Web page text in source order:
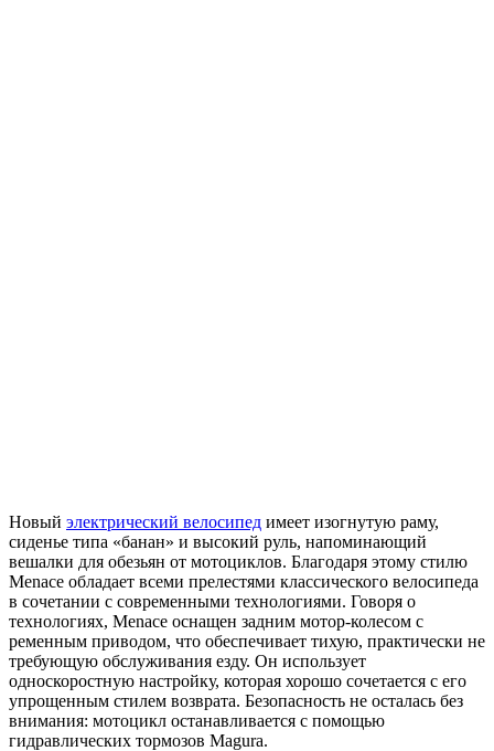
Новый электрический велосипед имеет изогнутую раму,
сиденье типа «банан» и высокий руль, напоминающий
вешалки для обезьян от мотоциклов. Благодаря этому стилю
Menace обладает всеми прелестями классического велосипеда
в сочетании с современными технологиями. Говоря о
технологиях, Menace оснащен задним мотор-колесом с
ременным приводом, что обеспечивает тихую, практически не
требующую обслуживания езду. Он использует
односкоростную настройку, которая хорошо сочетается с его
упрощенным стилем возврата. Безопасность не осталась без
внимания: мотоцикл останавливается с помощью
гидравлических тормозов Magura.